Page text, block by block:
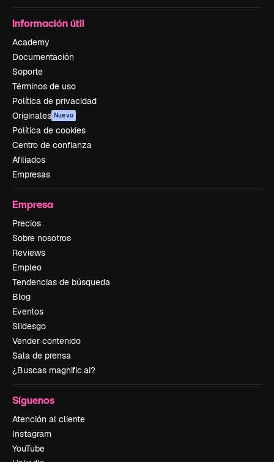
Información útil
Academy
Documentación
Soporte
Términos de uso
Política de privacidad
Originales Nuevo
Política de cookies
Centro de confianza
Afiliados
Empresas
Empresa
Precios
Sobre nosotros
Reviews
Empleo
Tendencias de búsqueda
Blog
Eventos
Slidesgo
Vender contenido
Sala de prensa
¿Buscas magnific.ai?
Síguenos
Atención al cliente
Instagram
YouTube